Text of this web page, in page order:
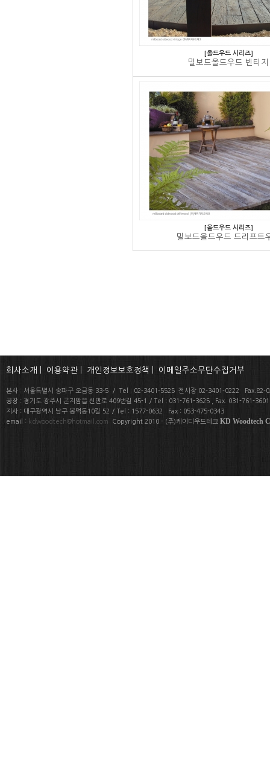
[올드우드 시리즈]
밀보드올드우드 빈티지
[올드우드 시리즈]
밀보드올드우드 드리프트
회사소개 이용약관 개인정보보호정책 이메일주소무단수집거부
본사 : 서울특별시 송파구 오금동 33-5 / Tel : 02-3401-5525 전시장 02-3401-0222 Fax.82-
공장 : 경기도 광주시 곤지암읍 신만로 409번길 45-1 / Tel : 031-761-3625 , Fax. 031-761-
지사 : 대구광역시 남구 봉덕동10길 52 / Tel : 1577-0632 Fax : 053-475-0343
email : kdwoodtech@hotmail.com Copyright 2010 - (주)케이디우드테크 KD Woodtech